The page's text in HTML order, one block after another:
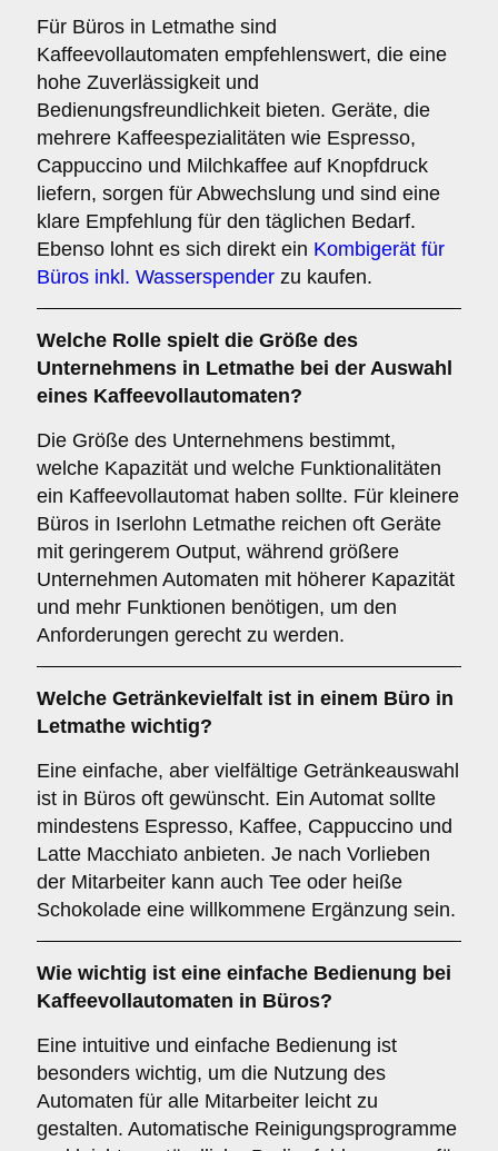
Für Büros in Letmathe sind
Kaffeevollautomaten empfehlenswert, die eine
hohe Zuverlässigkeit und
Bedienungsfreundlichkeit bieten. Geräte, die
mehrere Kaffeespezialitäten wie Espresso,
Cappuccino und Milchkaffee auf Knopfdruck
liefern, sorgen für Abwechslung und sind eine
klare Empfehlung für den täglichen Bedarf.
Ebenso lohnt es sich direkt ein Kombigerät für
Büros inkl. Wasserspender zu kaufen.
Welche Rolle spielt die Größe des
Unternehmens in Letmathe bei der Auswahl
eines Kaffeevollautomaten?
Die Größe des Unternehmens bestimmt,
welche Kapazität und welche Funktionalitäten
ein Kaffeevollautomat haben sollte. Für kleinere
Büros in Iserlohn Letmathe reichen oft Geräte
mit geringerem Output, während größere
Unternehmen Automaten mit höherer Kapazität
und mehr Funktionen benötigen, um den
Anforderungen gerecht zu werden.
Welche Getränkevielfalt ist in einem Büro in
Letmathe wichtig?
Eine einfache, aber vielfältige Getränkeauswahl
ist in Büros oft gewünscht. Ein Automat sollte
mindestens Espresso, Kaffee, Cappuccino und
Latte Macchiato anbieten. Je nach Vorlieben
der Mitarbeiter kann auch Tee oder heiße
Schokolade eine willkommene Ergänzung sein.
Wie wichtig ist eine einfache Bedienung bei
Kaffeevollautomaten in Büros?
Eine intuitive und einfache Bedienung ist
besonders wichtig, um die Nutzung des
Automaten für alle Mitarbeiter leicht zu
gestalten. Automatische Reinigungsprogramme